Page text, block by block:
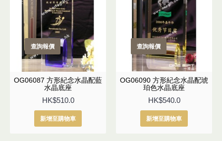
OG06087 方形紀念水晶配藍
水晶底座
HK$510.0
新增至購物車
查詢報價
OG06090 方形紀念水晶配琥
珀色水晶底座
HK$540.0
新增至購物車
查詢報價